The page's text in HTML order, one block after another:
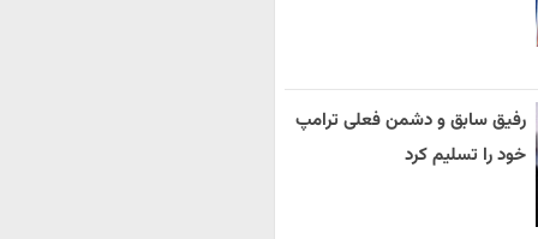
رفیق سابق و دشمن فعلی ترامپ
خود را تسلیم کرد